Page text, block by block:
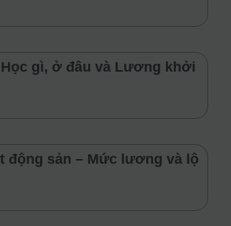
gì, ở đâu và Lương khởi
động sản – Mức lương và lộ